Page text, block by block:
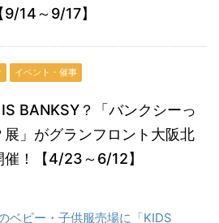
14～9/17】
イベント・催事
BANKSY？「バンクシーっ
展」がグランフロント大阪北
催！【4/23～6/12】
ベビー・子供服売場に「KIDS